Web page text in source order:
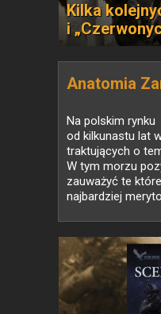
Kilka
i
Anatomia
Na polskim rynku
od kilkunastu lat
traktujących o
W tym morzu
zauważyć te
najbardziej